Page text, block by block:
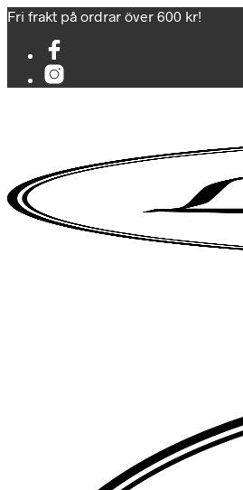
Fri frakt på ordrar över 600 kr!